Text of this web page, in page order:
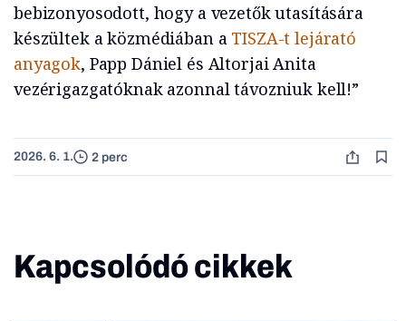
bebizonyosodott, hogy a vezetők utasítására
készültek a közmédiában aTISZA-t lejárató
anyagok, Papp Dániel és Altorjai Anita
vezérigazgatóknak azonnal távozniuk kell!”
2026. 6. 1. 2 perc
Kapcsolódó cikkek